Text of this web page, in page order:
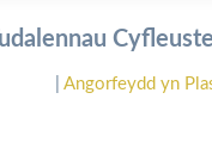
Angorfeydd yn